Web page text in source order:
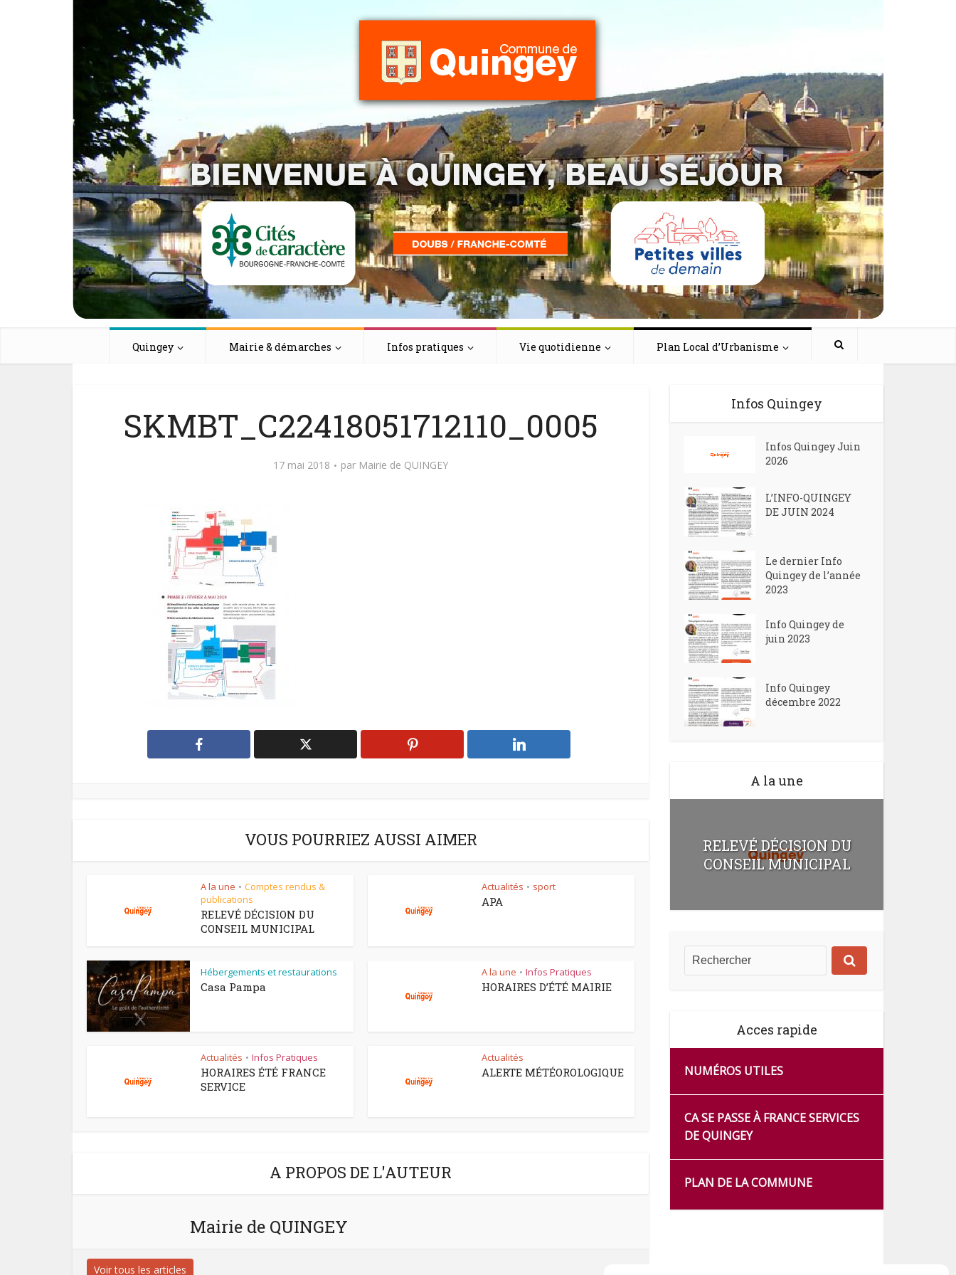
Quingey Mairie & démarches Infos pratiques Vie quotidienne Plan Local d’Urbanisme
SKMBT_C22418051712110_0005
17 mai 2018 par Mairie de QUINGEY
VOUS POURRIEZ AUSSI AIMER
A la une • Comptes rendus &
publications
RELEVÉ DÉCISION DU
CONSEIL MUNICIPAL
Actualités • sport
APA
Hébergements et restaurations
Casa Pampa
A la une • Infos Pratiques
HORAIRES D’ÉTÉ MAIRIE
Actualités • Infos Pratiques
HORAIRES ÉTÉ FRANCE
SERVICE
Actualités
ALERTE MÉTÉOROLOGIQUE
A PROPOS DE L'AUTEUR
Mairie de QUINGEY
Voir tous les articles
Infos Quingey
Infos Quingey Juin
2026
L’INFO-QUINGEY
DE JUIN 2024
Le dernier Info
Quingey de l’année
2023
Info Quingey de
juin 2023
Info Quingey
décembre 2022
A la une
RELEVÉ DÉCISION DU
CONSEIL MUNICIPAL
Acces rapide
NUMÉROS UTILES
CA SE PASSE À FRANCE SERVICES
DE QUINGEY
PLAN DE LA COMMUNE